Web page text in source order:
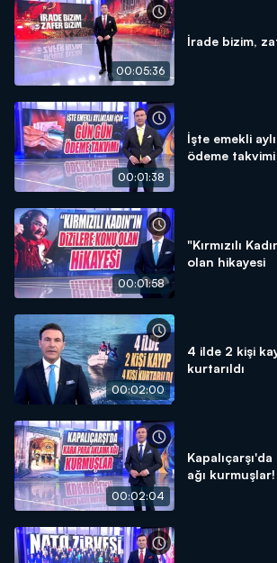
00:05:36
İrade bizim,
00:01:38
İşte emekli
ödeme takvimi
00:01:58
"Kırmızılı
olan hikayesi
00:02:00
4 ilde 2 kişi
kurtarıldı
00:02:04
ağı kurmuşlar!